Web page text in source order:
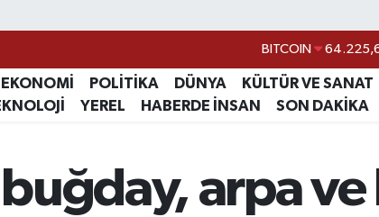
EURO 55,0317
BİST100
EKONOMİ POLİTİKA DÜNYA KÜLTÜR VE SANAT
YEREL HABERDE İNSAN SON DAKİKA
arpa